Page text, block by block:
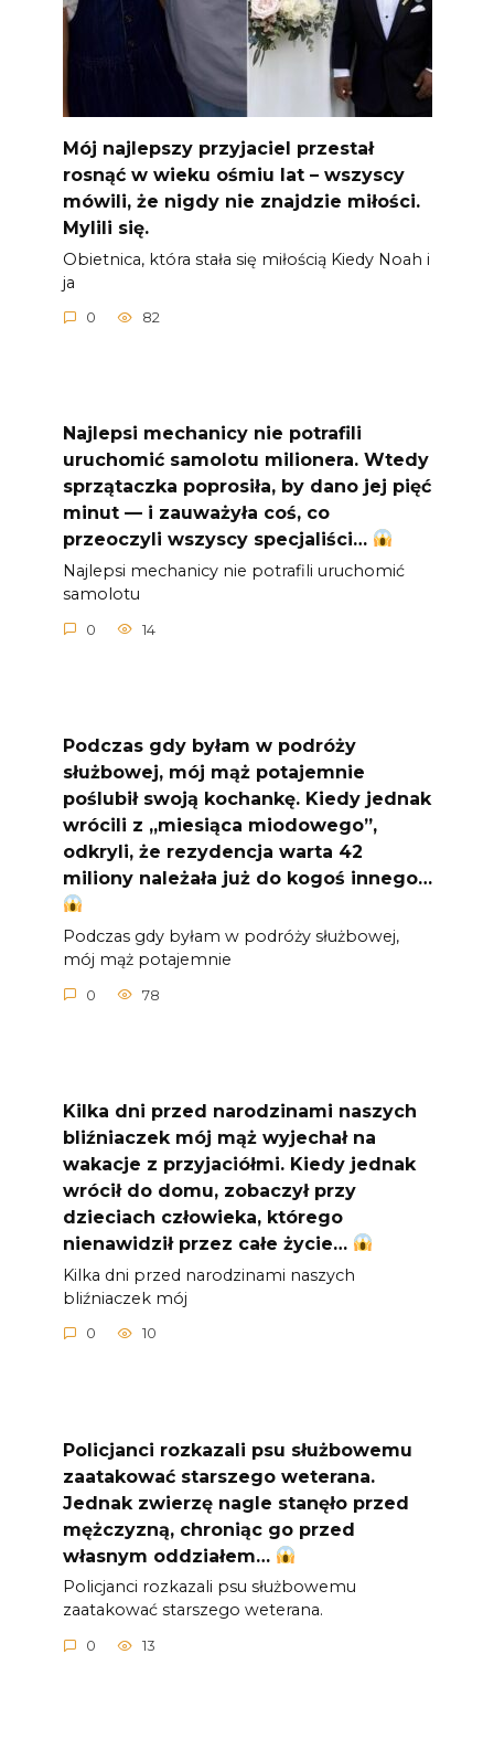
Mój najlepszy przyjaciel przestał
rosnąć w wieku ośmiu lat – wszyscy
mówili, że nigdy nie znajdzie miłości.
Mylili się.
Obietnica, która stała się miłością Kiedy Noah i
ja
0 82
Najlepsi mechanicy nie potrafili
uruchomić samolotu milionera. Wtedy
sprzątaczka poprosiła, by dano jej pięć
minut — i zauważyła coś, co
przeoczyli wszyscy specjaliści…
Najlepsi mechanicy nie potrafili uruchomić
samolotu
0 14
Podczas gdy byłam w podróży
służbowej, mój mąż potajemnie
poślubił swoją kochankę. Kiedy jednak
wrócili z „miesiąca miodowego”,
odkryli, że rezydencja warta 42
miliony należała już do kogoś innego…
Podczas gdy byłam w podróży służbowej,
mój mąż potajemnie
0 78
Kilka dni przed narodzinami naszych
bliźniaczek mój mąż wyjechał na
wakacje z przyjaciółmi. Kiedy jednak
wrócił do domu, zobaczył przy
dzieciach człowieka, którego
nienawidził przez całe życie…
Kilka dni przed narodzinami naszych
bliźniaczek mój
0 10
Policjanci rozkazali psu służbowemu
zaatakować starszego weterana.
Jednak zwierzę nagle stanęło przed
mężczyzną, chroniąc go przed
własnym oddziałem…
Policjanci rozkazali psu służbowemu
zaatakować starszego weterana.
0 13